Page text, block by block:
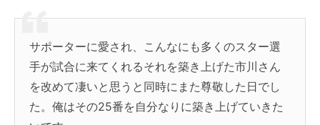
サポーターに愛され、こんなにも多くのスター選
手が試合に来てくれるそれを築き上げた市川さん
を改めて凄いと思うと同時にまた尊敬した日でし
た。俺はその25番を自分なりに築き上げていきた